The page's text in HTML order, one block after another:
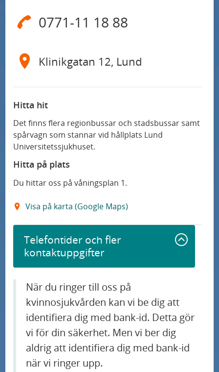
0771-11 18 88
Klinikgatan 12, Lund
Hitta hit
Det finns flera regionbussar och stadsbussar samt
spårvagn som stannar vid hållplats Lund
Universitetssjukhuset.
Hitta på plats
Du hittar oss på våningsplan 1.
Visa på karta (Google Maps)
Telefontider och fler
kontaktuppgifter
När du ringer till oss på
kvinnosjukvården kan vi be dig att
identifiera dig med bank-id. Detta gör
vi för din säkerhet. Men vi ber dig
aldrig att identifiera dig med bank-id
när vi ringer upp.